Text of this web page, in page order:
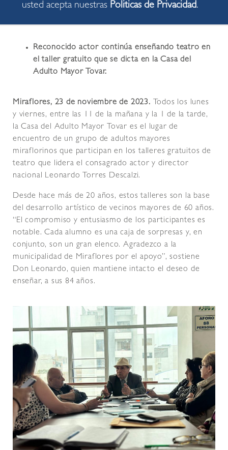
Reconocido actor continúa enseñando teatro en
el taller gratuito que se dicta en la Casa del
Adulto Mayor Tovar.
Miraflores, 23 de noviembre de 2023.
Todos los lunes
y viernes, entre las 11 de la mañana y la 1 de la tarde,
la Casa del Adulto Mayor Tovar es el lugar de
encuentro de un grupo de adultos mayores
miraflorinos que participan en los talleres gratuitos de
teatro que lidera el consagrado actor y director
nacional Leonardo Torres Descalzi.
Desde hace más de 20 años, estos talleres son la base
del desarrollo artístico de vecinos mayores de 60 años.
“El compromiso y entusiasmo de los participantes es
notable. Cada alumno es una caja de sorpresas y, en
conjunto, son un gran elenco. Agradezco a la
municipalidad de Miraflores por el apoyo”, sostiene
Don Leonardo, quien mantiene intacto el deseo de
enseñar, a sus 84 años.
usted acepta nuestras Politicas de Privacidad.